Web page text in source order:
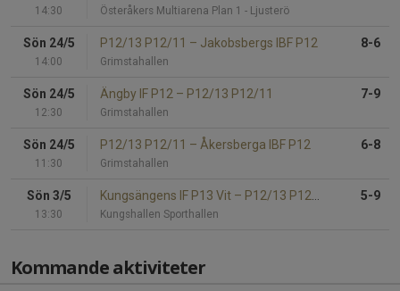
14:30 Österåkers Multiarena Plan 1 - Ljusterö
Sön 24/5
14:00
P12/13 P12/11 – Jakobsbergs IBF P12
Grimstahallen
8-6
Sön 24/5
12:30
Ängby IF P12 – P12/13 P12/11
Grimstahallen
7-9
Sön 24/5
11:30
P12/13 P12/11 – Åkersberga IBF P12
Grimstahallen
6-8
Sön 3/5
13:30
Kungsängens IF P13 Vit – P12/13 P12/13
Kungshallen Sporthallen
5-9
Kommande aktiviteter